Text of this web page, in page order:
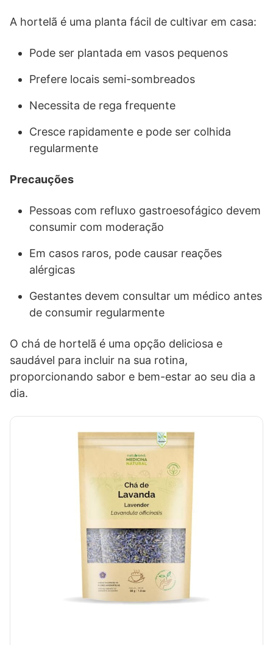
A hortelã é uma planta fácil de cultivar em casa:
Pode ser plantada em vasos pequenos
Prefere locais semi-sombreados
Necessita de rega frequente
Cresce rapidamente e pode ser colhida
regularmente
Precauções
Pessoas com refluxo gastroesofágico devem
consumir com moderação
Em casos raros, pode causar reações
alérgicas
Gestantes devem consultar um médico antes
de consumir regularmente
O chá de hortelã é uma opção deliciosa e
saudável para incluir na sua rotina,
proporcionando sabor e bem-estar ao seu dia a
dia.